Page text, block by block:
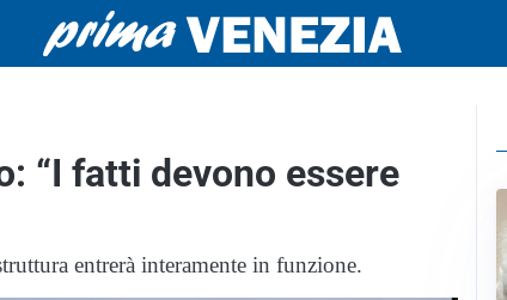
“I fatti devono essere
entrerà interamente in funzione.